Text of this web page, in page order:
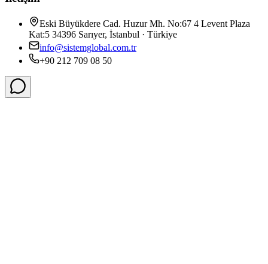
Eski Büyükdere Cad. Huzur Mh. No:67 4 Levent Plaza
Kat:5 34396 Sarıyer, İstanbul · Türkiye
info@sistemglobal.com.tr
+90 212 709 08 50